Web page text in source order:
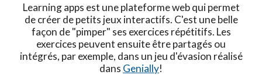
Learning apps est une plateforme web qui permet
de créer de petits jeux interactifs. C'est une belle
façon de "pimper" ses exercices répétitifs. Les
exercices peuvent ensuite être partagés ou
intégrés, par exemple, dans un jeu d'évasion réalisé
dans Genially!